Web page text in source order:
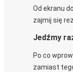
Od ekranu
zajmij się
Jedźmy
Po co
zamiast